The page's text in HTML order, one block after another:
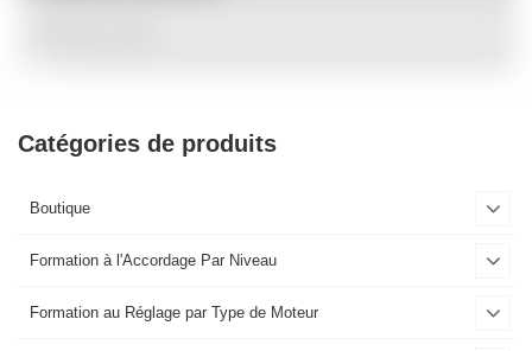
Catégories de produits
Boutique
Formation à l'Accordage Par Niveau
Formation au Réglage par Type de Moteur